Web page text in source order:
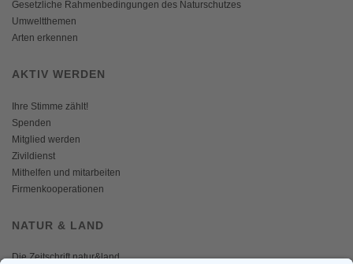
Gesetzliche Rahmenbedingungen des Naturschutzes
Umweltthemen
Arten erkennen
AKTIV WERDEN
Ihre Stimme zählt!
Spenden
Mitglied werden
Zivildienst
Mithelfen und mitarbeiten
Firmenkooperationen
NATUR & LAND
Die Zeitschrift natur&land